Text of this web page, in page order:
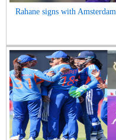
Rahane signs with